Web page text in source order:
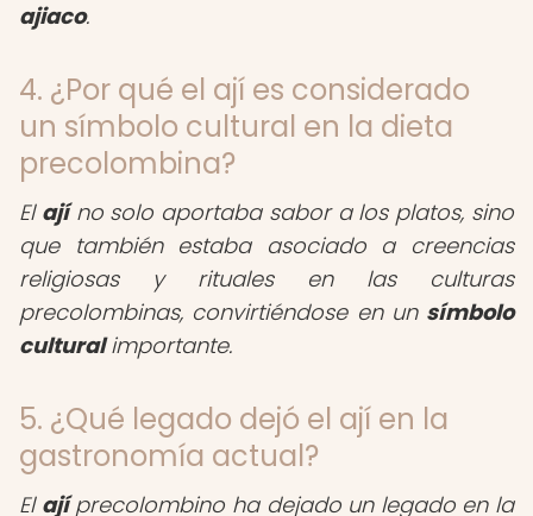
ajiaco.
4. ¿Por qué el ají es considerado
un símbolo cultural en la dieta
precolombina?
El ajíno solo aportaba sabor a los platos, sino
que también estaba asociado a creencias
religiosas y rituales en las culturas
precolombinas, convirtiéndose en un símbolo
culturalimportante.
5. ¿Qué legado dejó el ají en la
gastronomía actual?
El ajíprecolombino ha dejado un legado en la